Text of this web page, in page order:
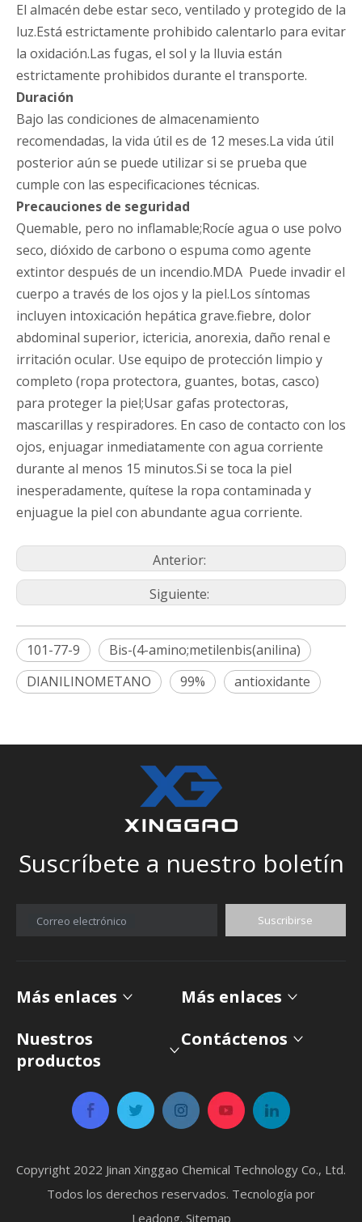
El almacén debe estar seco, ventilado y protegido de la
luz.Está estrictamente prohibido calentarlo para evitar
la oxidación.Las fugas, el sol y la lluvia están
estrictamente prohibidos durante el transporte.
Duración
Bajo las condiciones de almacenamiento
recomendadas, la vida útil es de 12 meses.La vida útil
posterior aún se puede utilizar si se prueba que
cumple con las especificaciones técnicas.
Precauciones de seguridad
Quemable, pero no inflamable;Rocíe agua o use polvo
seco, dióxido de carbono o espuma como agente
extintor después de un incendio.MDA Puede invadir el
cuerpo a través de los ojos y la piel.Los síntomas
incluyen intoxicación hepática grave.fiebre, dolor
abdominal superior, ictericia, anorexia, daño renal e
irritación ocular. Use equipo de protección limpio y
completo (ropa protectora, guantes, botas, casco)
para proteger la piel;Usar gafas protectoras,
mascarillas y respiradores. En caso de contacto con los
ojos, enjuagar inmediatamente con agua corriente
durante al menos 15 minutos.Si se toca la piel
inesperadamente, quítese la ropa contaminada y
enjuague la piel con abundante agua corriente.
Anterior:
Siguiente:
101-77-9
Bis-(4-amino;metilenbis(anilina)
DIANILINOMETANO
99% antioxidante
Suscríbete a nuestro boletín
Correo electrónico Suscribirse
Más enlaces
Más enlaces
Nuestros
productos
Contáctenos
Copyright 2022 Jinan Xinggao Chemical Technology Co., Ltd.
Todos los derechos reservados. Tecnología por
Leadong. Sitemap